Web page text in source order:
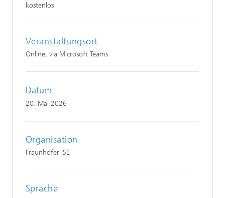
kostenlos
Veranstaltungsort
Online, via Microsoft Teams
Datum
20. Mai 2026
Organisation
Fraunhofer ISE
Sprache